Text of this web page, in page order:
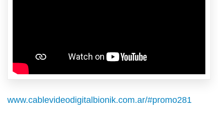
www.cablevideodigitalbionik.com.ar/#promo281